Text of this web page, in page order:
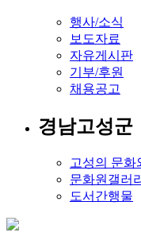
행사/소식
보도자료
자유게시판
기부/후원
채용공고
경남고성군
고성의 문화
문화원갤러리
도서간행물